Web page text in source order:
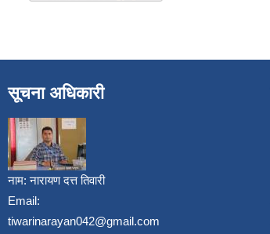
सूचना अधिकारी
नाम:नारायण दत्त तिवारी
Email:
tiwarinarayan042@gmail.com